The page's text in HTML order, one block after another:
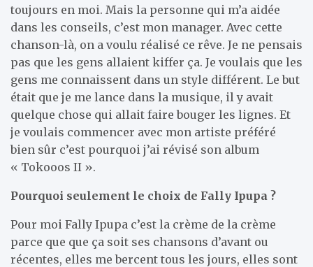
toujours en moi. Mais la personne qui m’a aidée
dans les conseils, c’est mon manager. Avec cette
chanson-là, on a voulu réalisé ce rêve. Je ne pensais
pas que les gens allaient kiffer ça. Je voulais que les
gens me connaissent dans un style différent. Le but
était que je me lance dans la musique, il y avait
quelque chose qui allait faire bouger les lignes. Et
je voulais commencer avec mon artiste préféré
bien sûr c’est pourquoi j’ai révisé son album
« Tokooos II ».
Pourquoi seulement le choix de Fally Ipupa ?
Pour moi Fally Ipupa c’est la crème de la crème
parce que que ça soit ses chansons d’avant ou
récentes, elles me bercent tous les jours, elles sont